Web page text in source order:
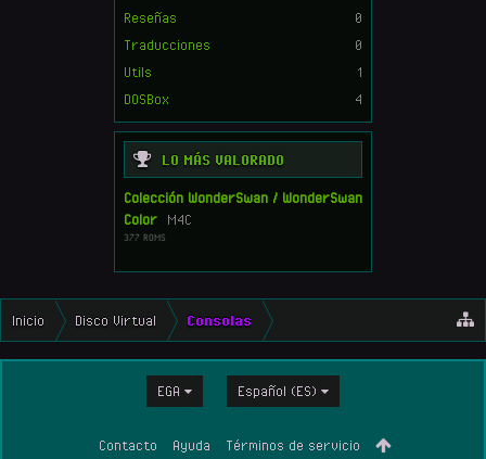
Reseñas
0
Traducciones
0
Utils
1
DOSBox
4
LO MÁS VALORADO
Colección WonderSwan / WonderSwan
Color
M4C
377 ROMS
Inicio Disco Virtual Consolas
EGA Español (ES)
Contacto Ayuda Términos de servicio